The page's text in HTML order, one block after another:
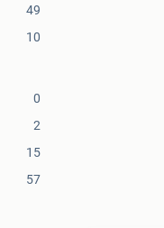
49
10
0
2
15
57